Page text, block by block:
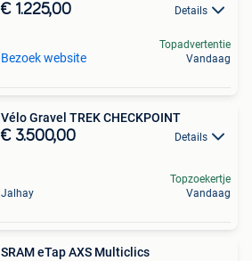
€ 1.225,00 Details
Bezoek website
Topadvertentie
Vandaag
Vélo Gravel TREK CHECKPOINT
€ 3.500,00 Details
Jalhay
Topzoekertje
Vandaag
SRAM eTap AXS Multiclics